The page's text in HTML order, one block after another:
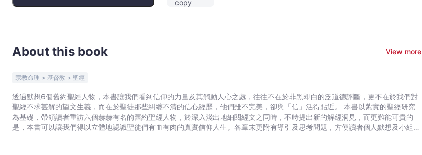
美
徒
故
-
黃
嘉
樑
-
About this book View more
宗教命理 > 基督教 > 聖經
透過默想6個舊約聖經人物，本書讓我們看到信仰的力量及其觸動人心之處，往往不在於非黑即白的泛道德評斷，更不在於我們對
聖經不求甚解的望文生義，而在於聖徒那些糾纏不清的信心經歷，他們雖不完美，卻與「信」活得貼近。 本書以紮實的聖經研究
為基礎，帶領讀者重訪六個赫赫有名的舊約聖經人物，於深入淺出地細閱經文之同時，不時提出新的解經洞見，而更難能可貴的
是，本書可以讓我們得以立體地認識聖徒們有血有肉的真實信仰人生。各章末更附有導引及思考問題，方便讀者個人默想及小組研